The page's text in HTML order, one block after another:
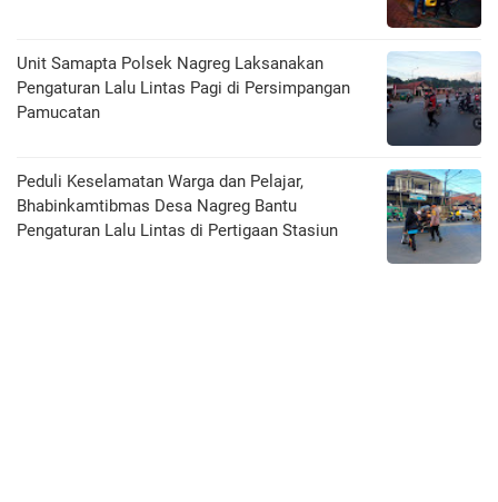
Unit Samapta Polsek Nagreg Laksanakan
Pengaturan Lalu Lintas Pagi di Persimpangan
Pamucatan
Peduli Keselamatan Warga dan Pelajar,
Bhabinkamtibmas Desa Nagreg Bantu
Pengaturan Lalu Lintas di Pertigaan Stasiun